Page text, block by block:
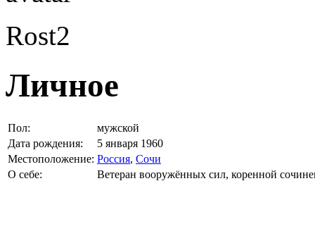
Rost2
Личное
Пол:
мужской
Дата рождения:
5 января 1960
Местоположение: Россия, Сочи
О себе:
Ветеран вооружённых сил, коренной